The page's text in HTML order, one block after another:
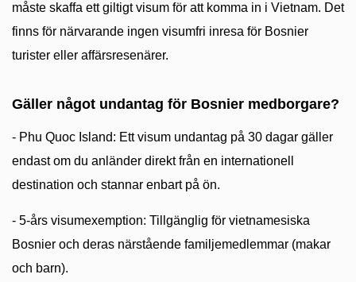
måste skaffa ett giltigt visum för att komma in i Vietnam. Det
finns för närvarande ingen visumfri inresa för Bosnier
turister eller affärsresenärer.
Gäller något undantag för Bosnier medborgare?
- Phu Quoc Island: Ett visum undantag på 30 dagar gäller
endast om du anländer direkt från en internationell
destination och stannar enbart på ön.
- 5-års visumexemption: Tillgänglig för vietnamesiska
Bosnier och deras närstående familjemedlemmar (makar
och barn).